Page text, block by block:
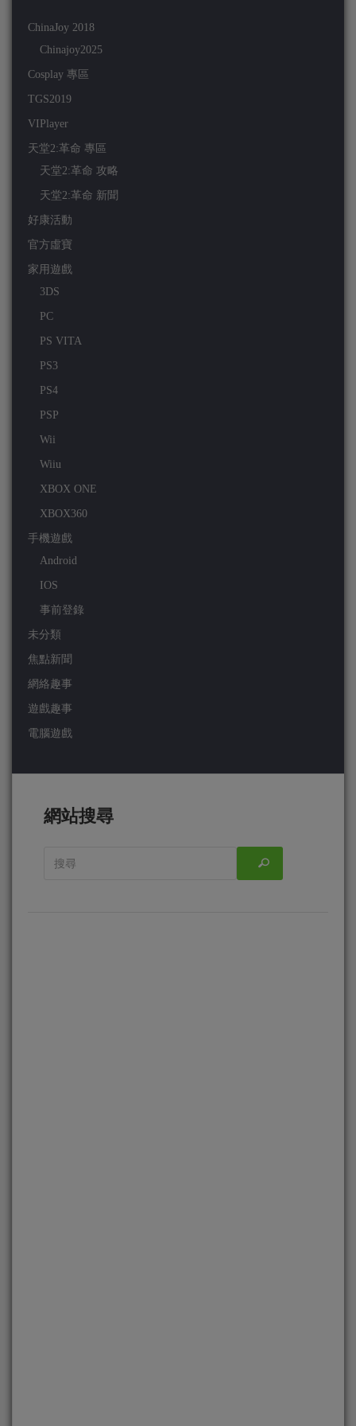
ChinaJoy 2018
Chinajoy2025
Cosplay 專區
TGS2019
VIPlayer
天堂2:革命 專區
天堂2:革命 攻略
天堂2:革命 新聞
好康活動
官方虛寶
家用遊戲
3DS
PC
PS VITA
PS3
PS4
PSP
Wii
Wiiu
XBOX ONE
XBOX360
手機遊戲
Android
IOS
事前登錄
未分類
焦點新聞
網絡趣事
遊戲趣事
電腦遊戲
網站搜尋